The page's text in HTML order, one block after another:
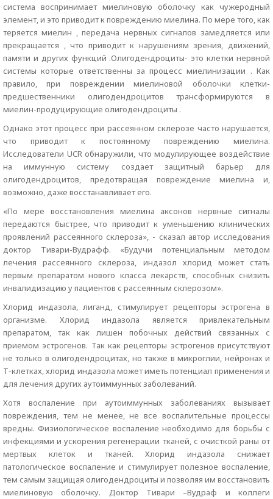
система воспринимает миелиновую оболочку как чужеродный
элемент, и это приводит к повреждению миелина. По мере того, как
теряется миелин , передача нервных сигналов замедляется или
прекращается , что приводит к нарушениям зрения, движений,
памяти и других функций .Олигодендроциты- это клетки нервной
системы которые ответственны за процесс миелинизации . Как
правило, при повреждении миелиновой оболочки клетки-
предшественники олигодендроцитов трансформируются в
миелин-продуцирующие олигодендроциты .
Однако этот процесс при рассеянном склерозе часто нарушается,
что приводит к постоянному повреждению миелина.
Исследователи UCR обнаружили, что модулирующее воздействие
на иммунную систему создает защитный барьер для
олигодендроцитов, предотвращая повреждение миелина и,
возможно, даже восстанавливает его.
«По мере восстановления миелина аксонов нервные сигналы
передаются быстрее, что приводит к уменьшению клинических
проявлений рассеянного склероза», - сказал автор исследования
доктор Тивари-Вудрафф. «Будучи потенциальным методом
лечения рассеянного склероза, индазол хлорид может стать
первым препаратом нового класса лекарств, способных снизить
инвалидизацию у пациентов с рассеянным склерозом».
Хлорид индазола, лиганд, стимулирует рецепторы эстрогена в
организме. Хлорид индазола является привлекательным
препаратом, так как лишен побочных действий связанных с
приемом эстрогенов. Так как рецепторы эстрогенов присутствуют
не только в олигодендроцитах, но также в микроглии, нейронах и
Т-клетках, хлорид индазола может иметь потенциал применения и
для лечения других аутоиммунных заболеваний.
Хотя воспаление при аутоиммунных заболеваниях вызывает
повреждения, тем не менее, не все воспалительные процессы
вредны. Физиологическое воспаление необходимо для борьбы с
инфекциями и ускорения регенерации тканей, с очисткой раны от
мертвых клеток и тканей. Хлорид индазола снижает
патологическое воспаление и стимулирует полезное воспаление,
тем самым защищая олигодендроциты и позволяя им восстановить
миелиновую оболочку. Доктор Тивари –Вудраф и коллеги